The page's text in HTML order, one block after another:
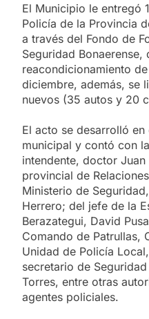
El Municipio le entregó
Policía de la Provincia
a través del Fondo de
Seguridad
reacondicionamiento
diciembre, además, se
nuevos (35 autos y 20
El acto se desarrolló
municipal y contó con
intendente, doctor
provincial de
Ministerio de
Herrero; del jefe de la
Berazategui, David
Comando de Patrullas,
Unidad de Policía
secretario de
Torres, entre otras
agentes policiales.